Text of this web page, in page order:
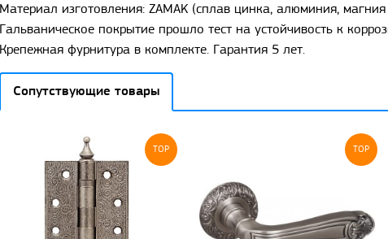
Материал изготовления: ZAMAK (сплав цинка, алюминия,
Гальваническое покрытие прошло тест на устойчивость к
Крепежная фурнитура в комплекте. Гарантия 5 лет.
Сопутствующие товары
TOP TOP